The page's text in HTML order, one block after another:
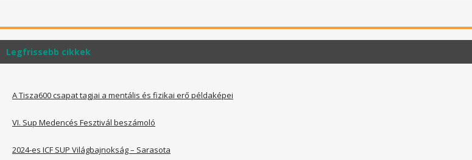
Legfrissebb cikkek
A Tisza600 csapat tagjai a mentális és fizikai erő példaképei
VI. Sup Medencés Fesztivál beszámoló
2024-es ICF SUP Világbajnokság – Sarasota